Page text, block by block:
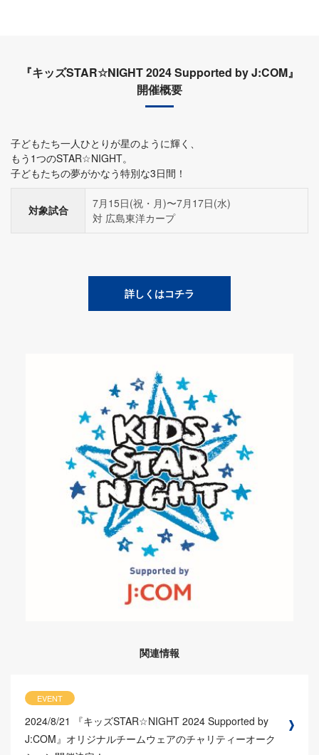
『キッズSTAR☆NIGHT 2024 Supported by J:COM』
開催概要
子どもたち一人ひとりが星のように輝く、
もう1つのSTAR☆NIGHT。
子どもたちの夢がかなう特別な3日間！
対象試合
7月15日(祝・月)〜7月17日(水)
対 広島東洋カープ
詳しくはコチラ
関連情報
EVENT
2024/8/21
『キッズSTAR☆NIGHT 2024 Supported by
J:COM』オリジナルチームウェアのチャリティーオーク